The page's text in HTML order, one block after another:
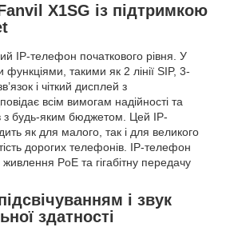
X1SG із підтримкою
IP-телефон початкового рівня. У
такими як 2 лінії SIP, 3-
і чіткий дисплей з
всім вимогам надійності та
з будь-яким бюджетом. Цей IP-
як для малого, так і для великого
дорогих телефонів. IP-телефон
PoE та гігабітну передачу
і звук
здатності